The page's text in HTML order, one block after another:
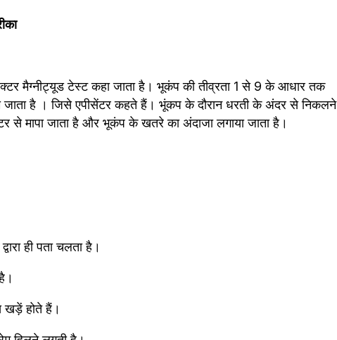
मैग्‍नीट्यूड टेस्‍ट कहा जाता है। भूकंप की तीव्रता 1 से 9 के आधार तक
जाता है । जिसे एपीसेंटर कहते हैं। भूंकप के दौरान धरती के अंदर से निकलने
से मापा जाता है और भूकंप के खतरे का अंदाजा लगाया जाता है।
ही पता चलता है।
होते हैं।